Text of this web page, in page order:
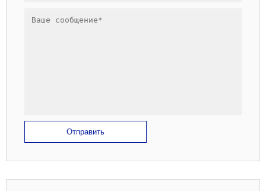
Отправить